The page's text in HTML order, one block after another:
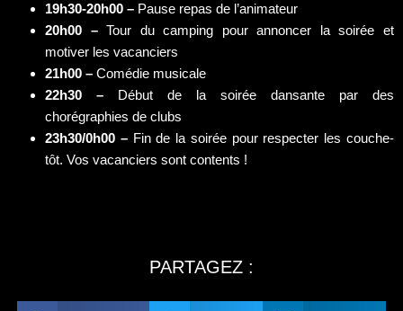
19h30-20h00 – Pause repas de l’animateur
20h00 –Tour du camping pour annoncer la soirée et
motiver les vacanciers
21h00 – Comédie musicale
22h30 – Début de la soirée dansante par des
chorégraphies de clubs
23h30/0h00 –Fin de la soirée pour respecter les couche-
tôt. Vos vacanciers sont contents !
PARTAGEZ :